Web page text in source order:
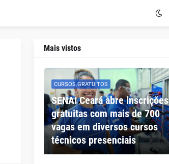
Mais vistos
CURSOS GRATUITOS
SENAI Ceará abre inscrições
gratuitas com mais de 700
vagas em diversos cursos
técnicos presenciais